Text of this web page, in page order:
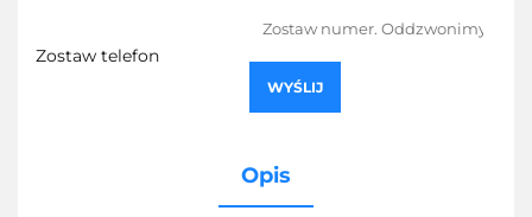
Zostaw telefon
WYŚLIJ
Opis